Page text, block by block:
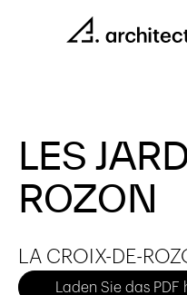
LES
ROZON
LA CROIX-DE-
Laden Sie das PDF